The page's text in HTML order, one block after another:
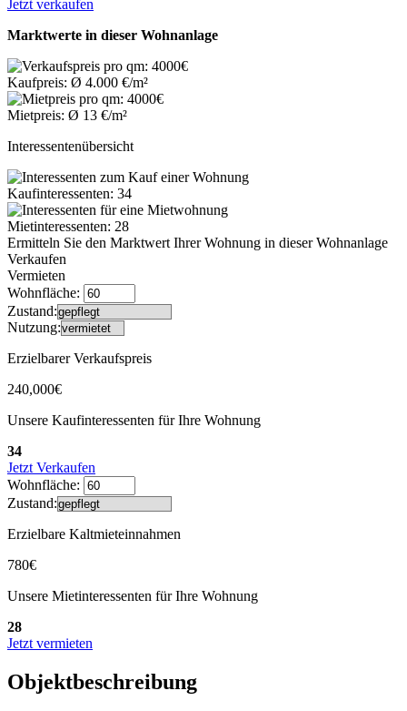
Jetzt verkaufen
Marktwerte in dieser Wohnanlage
Kaufpreis: Ø 4.000 €/m²
Mietpreis: Ø 13 €/m²
Interessentenübersicht
Kaufinteressenten: 34
Mietinteressenten: 28
Ermitteln Sie den Marktwert Ihrer Wohnung in dieser Wohnanlage
Verkaufen
Vermieten
Wohnfläche:
Zustand:
Nutzung:
Erzielbarer Verkaufspreis
240,000€
Unsere Kaufinteressenten für Ihre Wohnung
34
Jetzt Verkaufen
Wohnfläche:
Zustand:
Erzielbare Kaltmieteinnahmen
780€
Unsere Mietinteressenten für Ihre Wohnung
28
Jetzt vermieten
Objektbeschreibung